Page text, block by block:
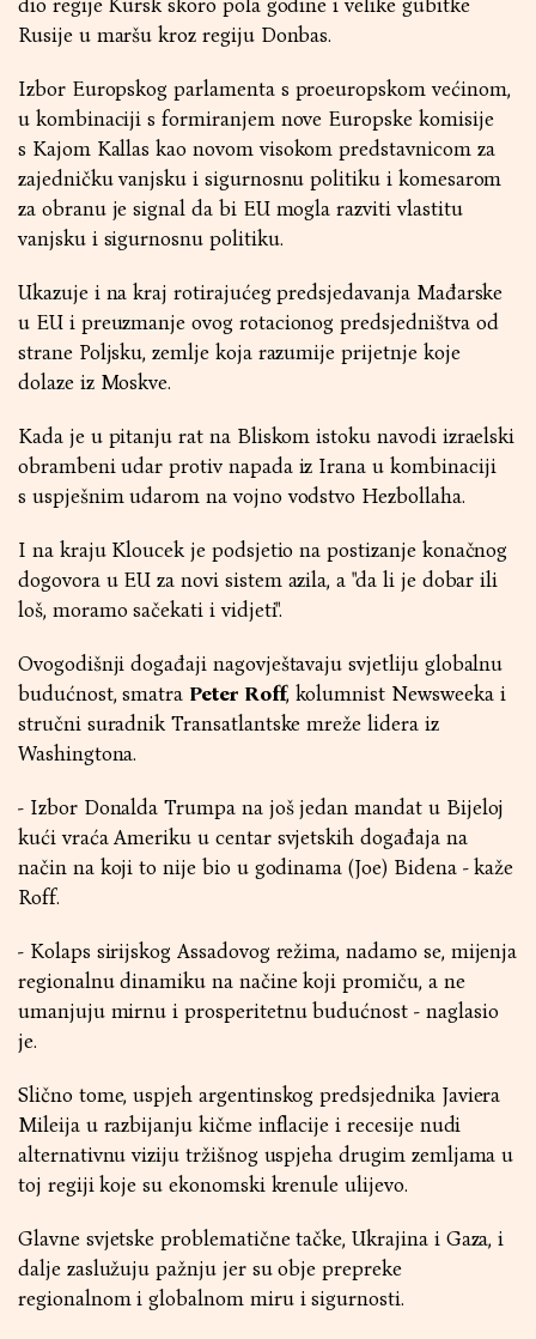
dio regije Kursk skoro pola godine i velike gubitke
Rusije u maršu kroz regiju Donbas.
Izbor Europskog parlamenta s proeuropskom većinom,
u kombinaciji s formiranjem nove Europske komisije
s Kajom Kallas kao novom visokom predstavnicom za
zajedničku vanjsku i sigurnosnu politiku i komesarom
za obranu je signal da bi EU mogla razviti vlastitu
vanjsku i sigurnosnu politiku.
Ukazuje i na kraj rotirajućeg predsjedavanja Mađarske
u EU i preuzmanje ovog rotacionog predsjedništva od
strane Poljsku, zemlje koja razumije prijetnje koje
dolaze iz Moskve.
Kada je u pitanju rat na Bliskom istoku navodi izraelski
obrambeni udar protiv napada iz Irana u kombinaciji
s uspješnim udarom na vojno vodstvo Hezbollaha.
I na kraju Kloucek je podsjetio na postizanje konačnog
dogovora u EU za novi sistem azila, a "da li je dobar ili
loš, moramo sačekati i vidjeti".
Ovogodišnji događaji nagovještavaju svjetliju globalnu
budućnost, smatra Peter Roff, kolumnist Newsweeka i
stručni suradnik Transatlantske mreže lidera iz
Washingtona.
- Izbor Donalda Trumpa na još jedan mandat u Bijeloj
kući vraća Ameriku u centar svjetskih događaja na
način na koji to nije bio u godinama (Joe) Bidena - kaže
Roff.
- Kolaps sirijskog Assadovog režima, nadamo se, mijenja
regionalnu dinamiku na načine koji promiču, a ne
umanjuju mirnu i prosperitetnu budućnost - naglasio
je.
Slično tome, uspjeh argentinskog predsjednika Javiera
Mileija u razbijanju kičme inflacije i recesije nudi
alternativnu viziju tržišnog uspjeha drugim zemljama u
toj regiji koje su ekonomski krenule ulijevo.
Glavne svjetske problematične tačke, Ukrajina i Gaza, i
dalje zaslužuju pažnju jer su obje prepreke
regionalnom i globalnom miru i sigurnosti.